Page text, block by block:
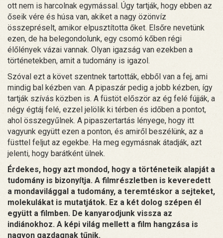
ott nem is harcolnak egymással. Úgy tartják, hogy ebben az
őseik vére és húsa van, akiket a nagy özönvíz
összepréselt, amikor elpusztította őket. Elsőre nevetünk
ezen, de ha belegondolunk, egy csomó kőben régi
élőlények vázai vannak. Olyan igazság van ezekben a
történetekben, amit a tudomány is igazol.
Szóval ezt a követ szentnek tartották, ebből van a fej, ami
mindig bal kézben van. A pipaszár pedig a jobb kézben, így
tartják szívás közben is. A füstöt először az ég felé fújják, a
négy égtáj felé, ezzel jelölik ki térben és időben a pontot,
ahol összegyűlnek. A pipaszertartás lényege, hogy itt
vagyunk együtt ezen a ponton, és amiről beszélünk, az a
füsttel feljut az egekbe. Ha meg egymásnak átadják, azt
jelenti, hogy barátként ülnek.
Érdekes, hogy azt mondod, hogy a történeteik alapját a
tudomány is bizonyítja. A filmrészletben is keveredett
a mondavilággal a tudomány, a teremtéskor a sejteket,
molekulákat is mutatjátok. Ez a két dolog szépen él
együtt a filmben. De kanyarodjunk vissza az
indiánokhoz. A képi világ mellett a film hangzása is
nagyon gazdagnak tűnik.